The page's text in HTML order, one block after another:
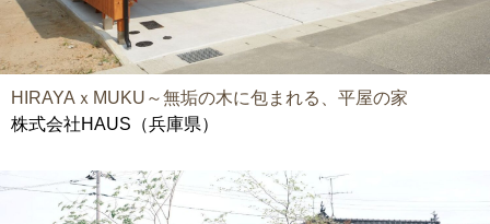
HIRAYAｘMUKU～無垢の木に包まれる、平屋の家
株式会社HAUS（兵庫県）